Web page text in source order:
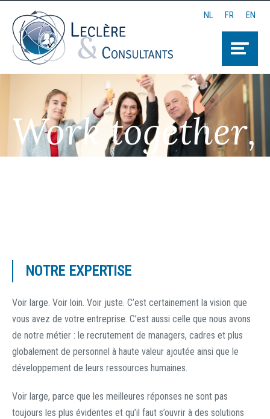
Work together,
NL FR EN
NOTRE EXPERTISE
Voir large. Voir loin. Voir juste. C’est certainement la vision que
vous avez de votre entreprise. C’est aussi celle que nous avons
de notre métier : le recrutement de managers, cadres et plus
globalement de personnel à haute valeur ajoutée ainsi que le
développement de leurs ressources humaines.
Voir large, parce que les meilleures réponses ne sont pas
toujours les plus évidentes et qu’il faut s’ouvrir à des solutions